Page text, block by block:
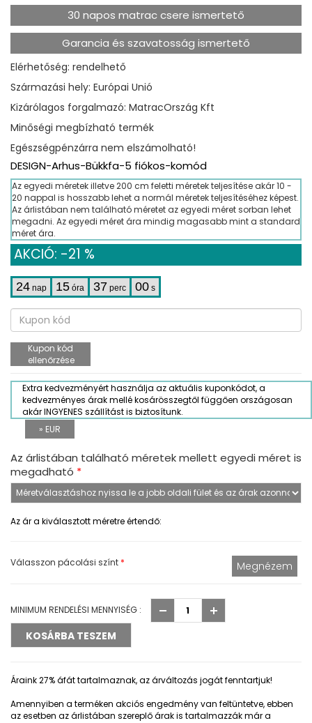
30 napos matrac csere ismertető
Garancia és szavatosság ismertető
Elérhetőség: rendelhető
Származási hely: Európai Unió
Kizárólagos forgalmazó: MatracOrszág Kft
Minőségi megbízható termék
Egészségpénzárra nem elszámolható!
DESIGN-Arhus-Bükkfa-5 fiókos-komód
Az egyedi méretek illetve 200 cm feletti méretek teljesítése akár 10 -
20 nappal is hosszabb lehet a normál méretek teljesítéséhez képest.
Az árlistában nem található méretet az egyedi méret sorban lehet
megadni. Az egyedi méret ára mindig magasabb mint a standard
méret ára.
AKCIÓ: -21 %
24 nap 15 óra 36 perc 59 s
Kupon kód
ellenőrzése
Extra kedvezményért használja az aktuális kuponkódot, a
kedvezményes árak mellé kosárösszegtől függően országosan
akár INGYENES szállítást is biztosítunk.
» EUR
Az árlistában található méretek mellett egyedi méret is
megadható *
Az ár a kiválasztott méretre értendő:
Válasszon pácolási színt *
MINIMUM RENDELÉSI MENNYISÉG :
Áraink 27% áfát tartalmaznak, az árváltozás jogát fenntartjuk!
Amennyiben a terméken akciós engedmény van feltüntetve, ebben
az esetben az árlistában szereplő árak is tartalmazzák már a